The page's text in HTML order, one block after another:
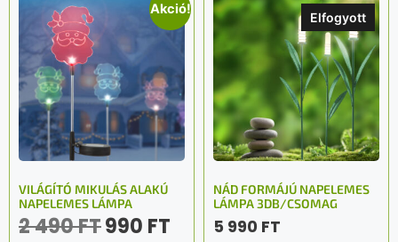
Akció!
VILÁGÍTÓ MIKULÁS ALAKÚ
NAPELEMES LÁMPA
2 490FT990 FT
Elfogyott
NÁD FORMÁJÚ NAPELEMES
LÁMPA 3DB/CSOMAG
5 990 FT